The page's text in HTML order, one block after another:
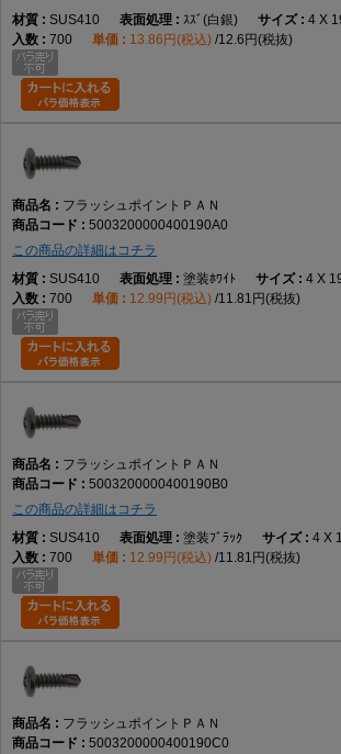
SUS410
ｽｽﾞ(白銀) 4 X
700
13.86円(税込) 12.6円(税抜)
フラッシュポイントＰＡＮ
5003200000400190A0
この商品の詳細はコチラ
SUS410
塗装ﾎﾜｲﾄ 4 X
700
12.99円(税込) 11.81円(税抜)
フラッシュポイントＰＡＮ
5003200000400190B0
この商品の詳細はコチラ
SUS410
塗装ﾌﾞﾗｯｸ 4 X
700
12.99円(税込) 11.81円(税抜)
フラッシュポイントＰＡＮ
5003200000400190C0